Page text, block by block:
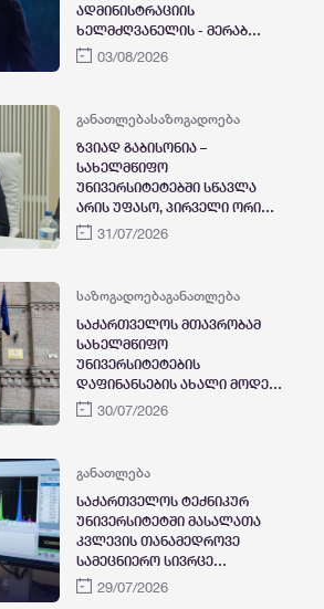
ადმინისტრაციის
ხელმძღვანელის - მერაბ
მეტრეველის გარდაცვალების
03/08/2026
განათლებასაზოგადოება
ზვიად გაბისონია –
სახელმწიფო
უნივერსიტეტებში სწავლა
არის უფასო, პირველი ორი
სემესტრი საფასურს სრულად
დაფინანსების
შესანარჩუნებლად,
სტუდენტმა უნდა დააგროვოს
კრედიტების 80%-ზე მეტი
31/07/2026
საზოგადოებაგანათლება
საქართველოს მთავრობამ
სახელმწიფო
უნივერსიტეტების
დაფინანსების ახალი მოდელი
დაამტკიცა
30/07/2026
განათლება
საქართველოს ტექნიკურ
უნივერსიტეტში მასალათა
კვლევის თანამედროვე
სამეცნიერო სივრცე
ფუნქციონირებს
29/07/2026